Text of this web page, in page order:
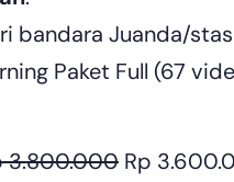
bandara Juanda/
Paket Full (67
3.800.000Rp